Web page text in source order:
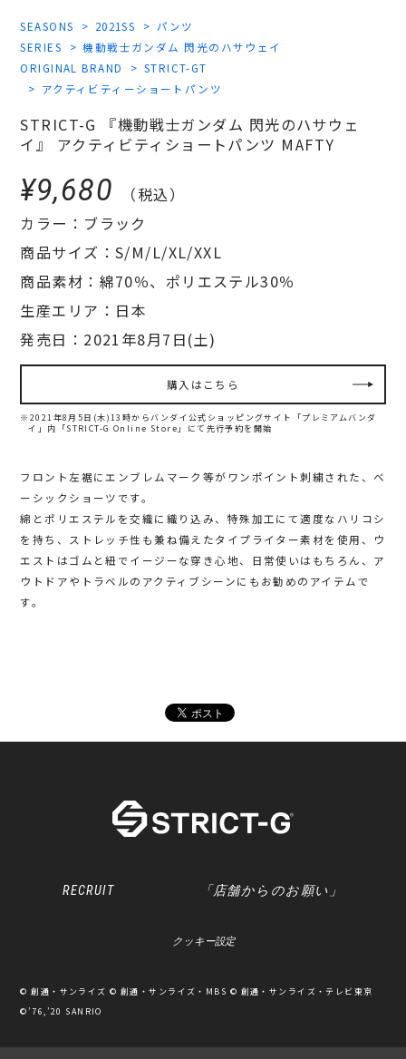
SEASONS 2021SS
パンツ
SERIES
機動戦士ガンダム 閃光のハサウェイ
ORIGINAL BRAND
STRICT-GT
アクティビティーショートパンツ
STRICT-G 『機動戦士ガンダム 閃光のハサウェ
イ』 アクティビティショートパンツ MAFTY
¥9,680
（税込）
カラー：ブラック
商品サイズ：S/M/L/XL/XXL
商品素材：綿70％、ポリエステル30％
生産エリア：日本
発売日：2021年8月7日(土)
購入はこちら
※2021年8月5日(木)13時からバンダイ公式ショッピングサイト「プレミアムバンダ
イ」内
「STRICT-G Online Store」にて先行予約を開始
フロント左裾にエンブレムマーク等がワンポイント刺繍された、ベ
ーシックショーツです。
綿とポリエステルを交織に織り込み、特殊加工にて適度なハリコシ
を持ち、ストレッチ性も兼ね備えたタイプライター素材を使用、ウ
エストはゴムと紐でイージーな穿き心地、日常使いはもちろん、ア
ウトドアやトラベルのアクティブシーンにもお勧めのアイテムで
す。
RECRUIT 「店舗からのお願い」
クッキー設定
© 創通・サンライズ © 創通・サンライズ・MBS © 創通・サンライズ・テレビ東京
©’76,’20 SANRIO